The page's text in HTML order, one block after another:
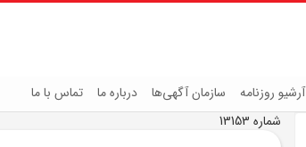
آرشیو روزنامه سازمان آگهی‌ها درباره ما تماس با ما
شماره 13153